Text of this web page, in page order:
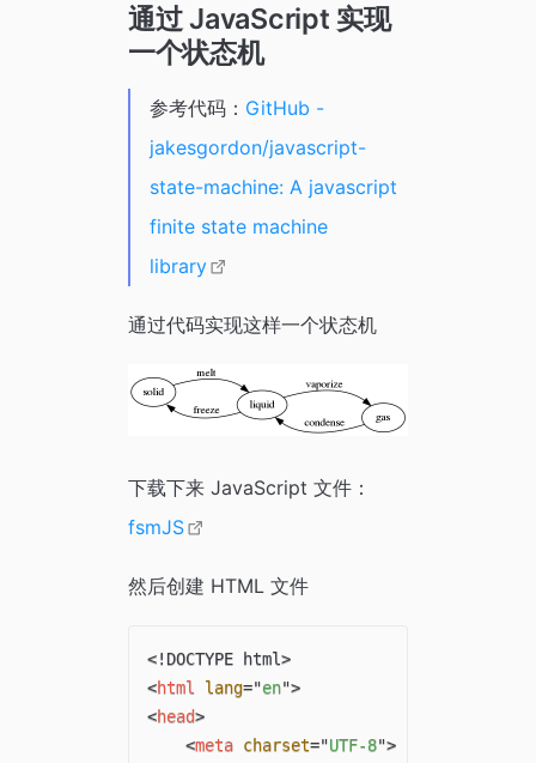
通过 JavaScript 实现
一个状态机
参考代码： GitHub -
jakesgordon/javascript-
state-machine: A javascript
finite state machine
library
通过代码实现这样一个状态机
下载下来 JavaScript 文件：
fsmJS
然后创建 HTML 文件
<! DOCTYPE html>
<html lang="en">
<head>
<meta charset="UTF-8">